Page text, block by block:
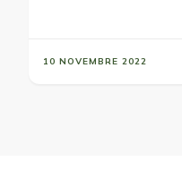
10 NOVEMBRE 2022